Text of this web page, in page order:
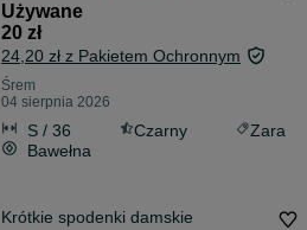
Używane
20 zł
24,20 zł z Pakietem Ochronnym
Śrem
04 sierpnia 2026
S / 36 Czarny
Zara
Bawełna
Krótkie spodenki damskie